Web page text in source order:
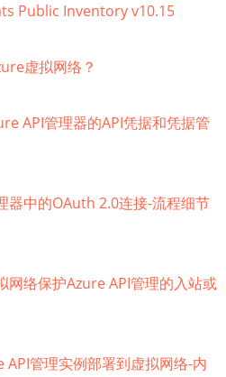
Public Inventory v10.15
虚拟网络？
API管理器的API凭据和凭据管
器中的OAuth 2.0连接-流程细节
网络保护Azure API管理的入站或
API管理实例部署到虚拟网络-内